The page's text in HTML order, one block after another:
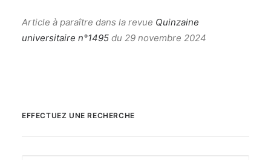
Article à paraître dans la revue Quinzaine
universitaire n°1495 du 29 novembre 2024
EFFECTUEZ UNE RECHERCHE